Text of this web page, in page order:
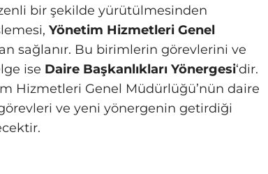
bir şekilde yürütülmesinden
Yönetim Hizmetleri Genel
sağlanır. Bu birimlerin görevlerini ve
ise Daire Başkanlıkları Yönergesi‘dir.
Hizmetleri Genel Müdürlüğü’nün daire
görevleri ve yeni yönergenin getirdiği